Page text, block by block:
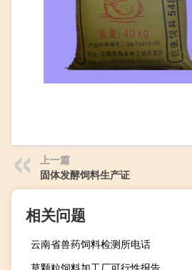
上一篇
固体发酵饲料生产证
相关问题
云南省兽药饲料检测所电话
草颗粒饲料加工厂可行性报告